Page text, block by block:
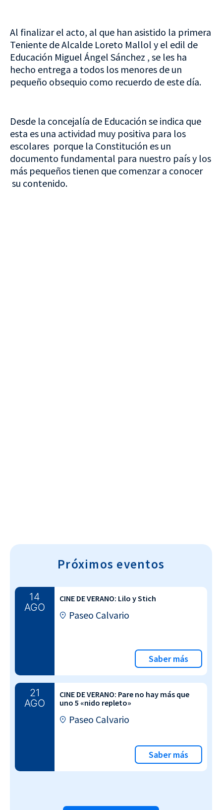
Al finalizar el acto, al que han asistido la primera
Teniente de Alcalde Loreto Mallol y el edil de
Educación Miguel Ángel Sánchez , se les ha
hecho entrega a todos los menores de un
pequeño obsequio como recuerdo de este día.
Desde la concejalía de Educación se indica que
esta es una actividad muy positiva para los
escolares porque la Constitución es un
documento fundamental para nuestro país y los
más pequeños tienen que comenzar a conocer
su contenido.
Próximos eventos
14
AGO
CINE DE VERANO: Lilo y Stich
Paseo Calvario
Saber más
21
AGO
CINE DE VERANO: Pare no hay más que
uno 5 «nido repleto»
Paseo Calvario
Saber más